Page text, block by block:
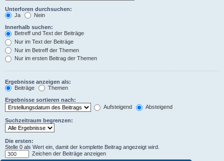
Unterforen durchsuchen:
Ja
Nein
Innerhalb suchen:
Betreff und Text der Beiträge
Nur im Text der Beiträge
Nur im Betreff der Themen
Nur im ersten Beitrag der Themen
Ergebnisse anzeigen als:
Beiträge
Themen
Ergebnisse sortieren nach:
Aufsteigend
Absteigend
Suchzeitraum begrenzen:
Die ersten:
Stelle 0 als Wert ein, damit der komplette Beitrag angezeigt wird.
Zeichen der Beiträge anzeigen